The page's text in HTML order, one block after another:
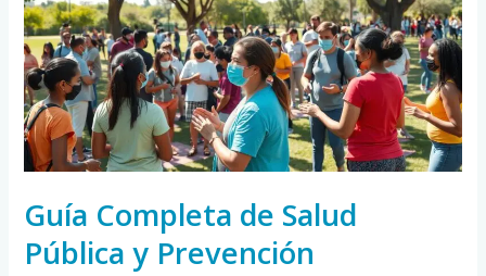
Guía Completa de Salud
Pública y Prevención
Salud
Pública
y
Prevención